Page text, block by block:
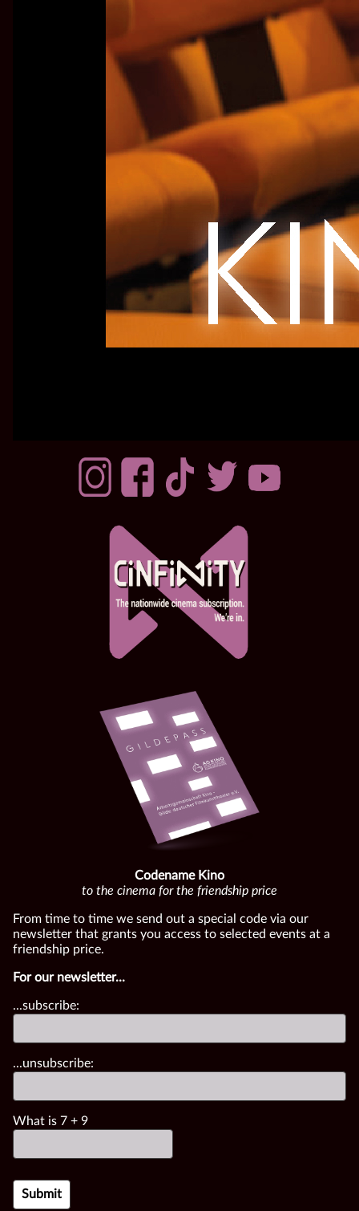
Codename Kino
to the cinema for the friendship price
From time to time we send out a special code via our
newsletter that grants you access to selected events at a
friendship price.
For our newsletter...
...subscribe:
...unsubscribe:
What is 7 + 9